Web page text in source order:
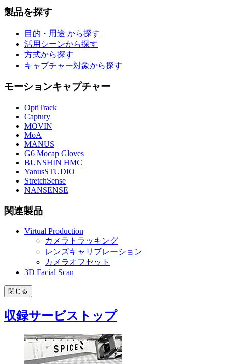
製品を探す
目的・用途 から探す
活用シーンから探す
方式から探す
キャプチャー対象から探す
モーションキャプチャー
OptiTrack
Captury
MOVIN
MoA
MANUS
G6 Mocap Gloves
BUNSHIN HMC
YanusSTUDIO
StretchSense
NANSENSE
関連製品
Virtual Production
カメラトラッキング
レンズキャリブレーション
カメラオフセット
3D Facial Scan
閉じる
収録サービストップ